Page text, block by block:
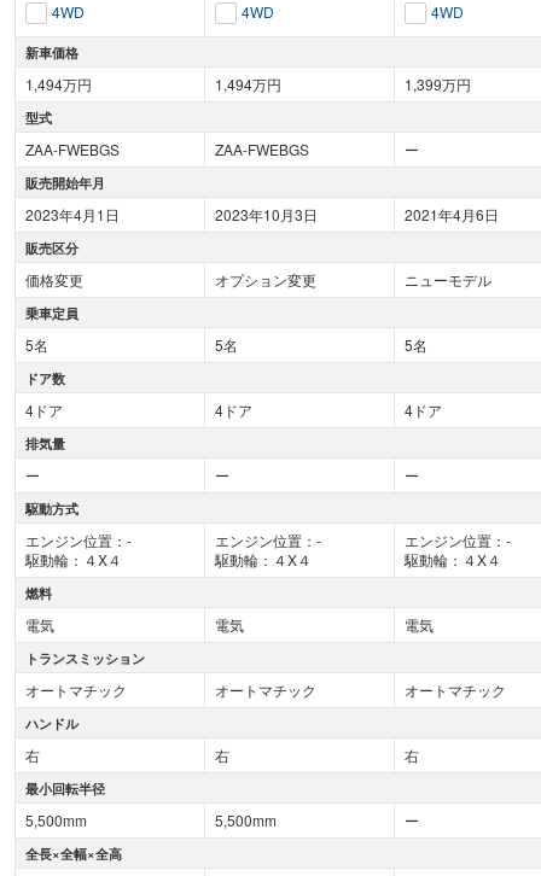
4WD 4WD 4WD
新車価格
1,494万円 1,494万円 1,399万円
型式
ZAA-FWEBGS ZAA-FWEBGS ー
販売開始年月
2023年4月1日 2023年10月3日 2021年4月6日
販売区分
価格変更 オプション変更 ニューモデル
乗車定員
5名 5名 5名
ドア数
4ドア 4ドア 4ドア
排気量
ー ー ー
駆動方式
エンジン位置：-
駆動輪：４X４
エンジン位置：-
駆動輪：４X４
エンジン位置：-
駆動輪：４X４
燃料
電気 電気 電気
トランスミッション
オートマチック オートマチック オートマチック
ハンドル
右 右 右
最小回転半径
5,500mm 5,500mm ー
全長×全幅×全高